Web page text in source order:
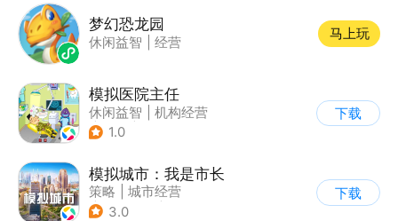
梦幻恐龙园
休闲益智 经营
马上玩
模拟医院主任
休闲益智
机构经营
| 医院
1.0
下载
模拟城市：我是市长
策略
城市经营
| 模拟城市
3.0
下载